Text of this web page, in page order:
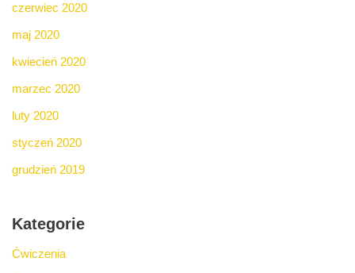
czerwiec 2020
maj 2020
kwiecień 2020
marzec 2020
luty 2020
styczeń 2020
grudzień 2019
Kategorie
Ćwiczenia